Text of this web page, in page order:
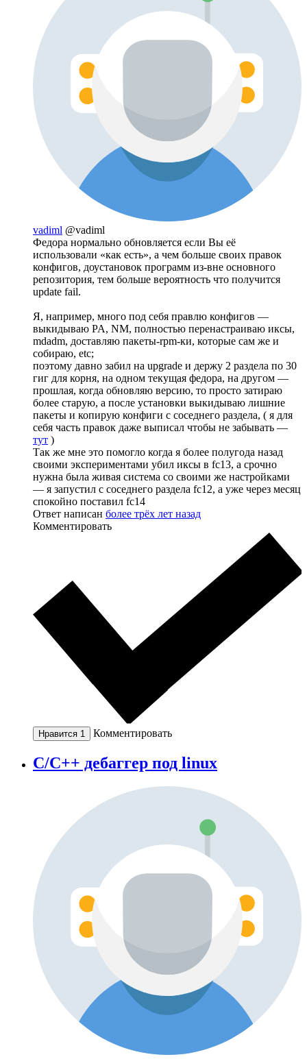
vadiml @vadiml
Федора нормально обновляется если Вы её
использовали «как есть», а чем больше своих правок
конфигов, доустановок программ из-вне основного
репозитория, тем больше вероятность что получится
update fail.
Я, например, много под себя правлю конфигов —
выкидываю PA, NM, полностью перенастраиваю иксы,
mdadm, доставляю пакеты-rpm-ки, которые сам же и
собираю, etc;
поэтому давно забил на upgrade и держу 2 раздела по 30
гиг для корня, на одном текущая федора, на другом —
прошлая, когда обновляю версию, то просто затираю
более старую, а после установки выкидываю лишние
пакеты и копирую конфиги с соседнего раздела, ( я для
себя часть правок даже выписал чтобы не забывать —
тут )
Так же мне это помогло когда я более полугода назад
своими экспериментами убил иксы в fc13, а срочно
нужна была живая система со своими же настройками
— я запустил с соседнего раздела fc12, а уже через месяц
спокойно поставил fc14
Ответ написан более трёх лет назад
Комментировать
Нравится 1 Комментировать
С/С++ дебаггер под linux